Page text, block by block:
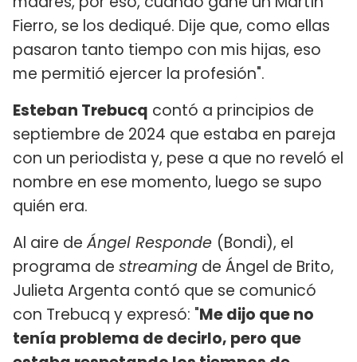
Fierro, se los dediqué. Dije que, como ellas
pasaron tanto tiempo con mis hijas, eso
me permitió ejercer la profesión".
Esteban Trebucq contó a principios de
septiembre de 2024 que estaba en pareja
con un periodista y, pese a que no reveló el
nombre en ese momento, luego se supo
quién era.
Al aire deÁngel Responde (Bondi), el
programa de streaming de Ángel de Brito,
Julieta Argenta contó que se comunicó
con Trebucq y expresó: "Me dijo que no
tenía problema de decirlo, pero que